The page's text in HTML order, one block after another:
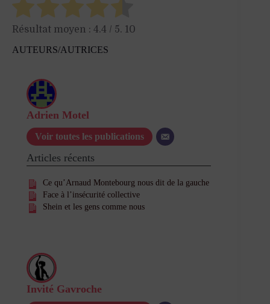
Résultat moyen : 4.4 / 5. 10
AUTEURS/AUTRICES
Adrien Motel
Voir toutes les publications
Articles récents
Ce qu’Arnaud Montebourg nous dit de la gauche
Face à l’insécurité collective
Shein et les gens comme nous
Invité Gavroche